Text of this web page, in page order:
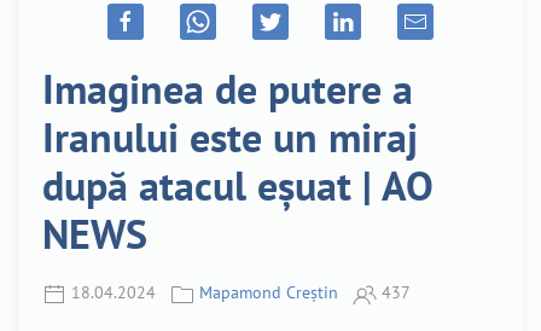
Imaginea de putere a
Iranului este un miraj
după atacul eșuat | AO
NEWS
18.04.2024 Mapamond Creștin 437